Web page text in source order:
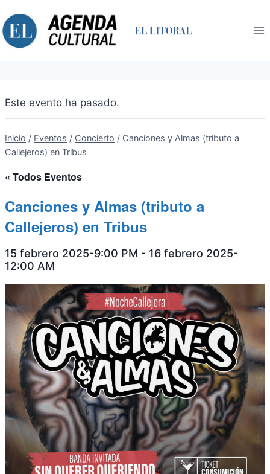
al
contenido
Este evento ha pasado.
Inicio / Eventos / Concierto / Canciones y Almas (tributo a
Callejeros) en Tribus
« Todos Eventos
Canciones y Almas (tributo a
Callejeros) en Tribus
15 febrero 2025-9:00 PM - 16 febrero 2025-
12:00 AM